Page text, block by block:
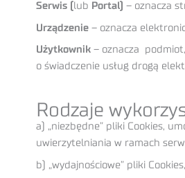
Serwis (lub Portal) – oznacza
Urządzenie – oznacza
Użytkownik – oznacza
o świadczenie usług drogą
Rodzaje
a) „niezbędne” pliki Cookies,
uwierzytelniania w ramach
b) „wydajnościowe” pliki